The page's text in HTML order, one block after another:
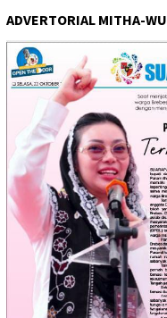
ADVERTORIAL MITHA-